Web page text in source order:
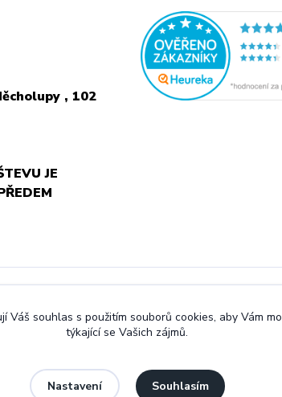
, 102
JE
Váš souhlas s použitím souborů cookies, aby Vám
týkající se Vašich zájmů.
Nastavení Souhlasím